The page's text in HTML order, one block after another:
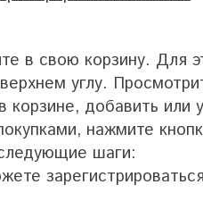
в свою корзину. Для
углу.
корзине, добавить
нажмите
шаги: